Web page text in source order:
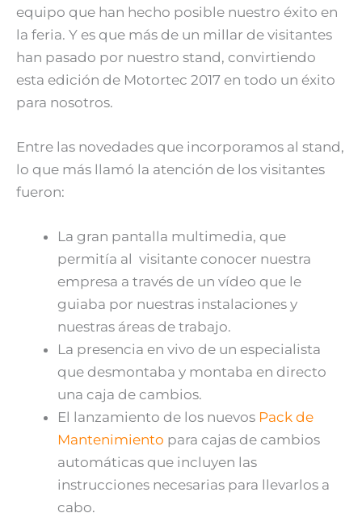
equipo que han hecho posible nuestro éxito en
la feria. Y es que más de un millar de visitantes
han pasado por nuestro stand, convirtiendo
esta edición de Motortec 2017 en todo un éxito
para nosotros.
Entre las novedades que incorporamos al stand,
lo que más llamó la atención de los visitantes
fueron:
La gran pantalla multimedia, que
permitía al visitante conocer nuestra
empresa a través de un vídeo que le
guiaba por nuestras instalaciones y
nuestras áreas de trabajo.
La presencia en vivo de un especialista
que desmontaba y montaba en directo
una caja de cambios.
El lanzamiento de los nuevos Pack de
Mantenimiento para cajas de cambios
automáticas que incluyen las
instrucciones necesarias para llevarlos a
cabo.